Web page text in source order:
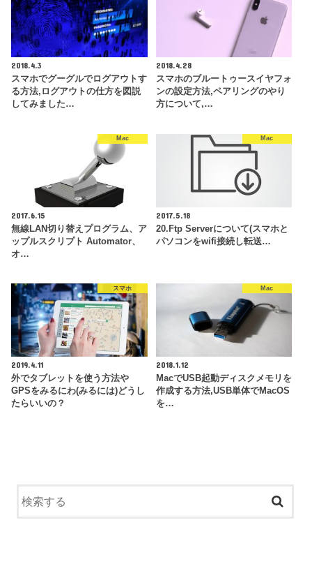
2018.4.3
スマホでグーグルでログアウトす
る方法,ログアウトの仕方を図説
してみました…
2018.4.28
スマホのブルートゥースイヤフォ
ンの設定方法,ペアリングのやり
方について,…
Mac
2017.6.15
無線LAN切り替えプログラム、ア
ップルスクリプト Automator、
オ…
Mac
2017.5.18
20.Ftp Serverについて(スマホと
パソコンをwifi接続し転送…
スマホ
2019.4.11
外でタブレットを使う方法や
GPSをみるにわ(みるには)どうし
たらいいの？
Mac
2018.1.12
MacでUSB起動ディスクメモリを
作成する方法,USB単体でMacOS
を…